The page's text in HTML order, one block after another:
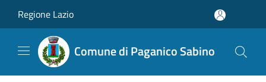
Regione Lazio
Comune di Paganico Sabino